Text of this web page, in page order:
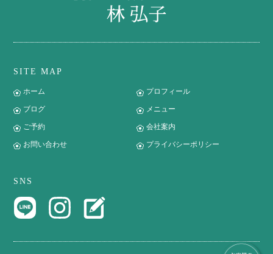
SITE MAP
ホーム プロフィール
ブログ メニュー
ご予約 会社案内
お問い合わせ プライバシーポリシー
SNS